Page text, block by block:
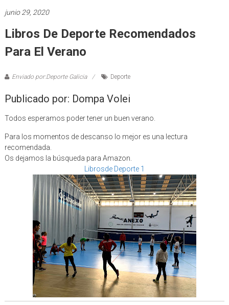
junio 29, 2020
Libros De Deporte Recomendados
Para El Verano
Enviado por:Deporte Galicia Deporte
Publicado por: Dompa Volei
Todos esperamos poder tener un buen verano.
Para los momentos de descanso lo mejor es una lectura
recomendada.
Os dejamos la búsqueda para Amazon.
Librosde Deporte 1